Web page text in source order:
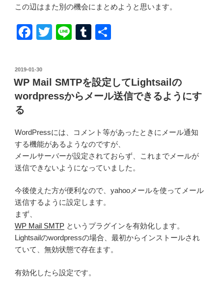
この辺はまた別の機会にまとめようと思います。
F
c
e
b
o
k
T
er
Li
T
bl
r
投
稿
日:
2019-01-30
WP Mail SMTPを設定してLightsailの
wordpressからメール送信できるようにす
る
WordPressには、コメント等があったときにメール通知
する機能があるようなのですが、
メールサーバーが設定されておらず、これまでメールが
送信できないようになっていました。
今後使えた方が便利なので、yahooメールを使ってメール
送信するように設定します。
まず、
WP Mail SMTP というプラグインを有効化します。
Lightsailのwordpressの場合、最初からインストールされ
ていて、無効状態で存在ます。
有効化したら設定です。